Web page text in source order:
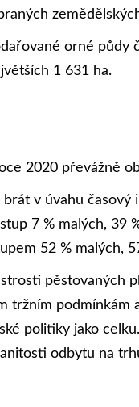
orné
1 631 ha.
2020 převážně
v úvahu
7 % malých, 39
52 % malých,
pěstovaných
tržním
politiky jako
odbytu na